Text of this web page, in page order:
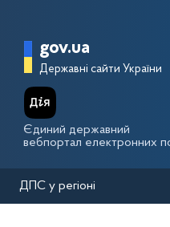
Головна
gov.ua
Державні сайти України
Єдиний державний
вебпортал електронних
ДПС у регіоні